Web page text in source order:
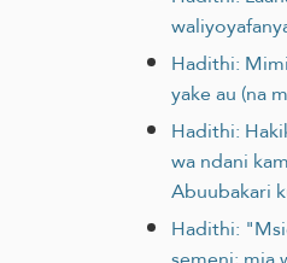
Hadithi:
yake au (na
Hadithi:
wa ndani
Abuubakari
Hadithi: